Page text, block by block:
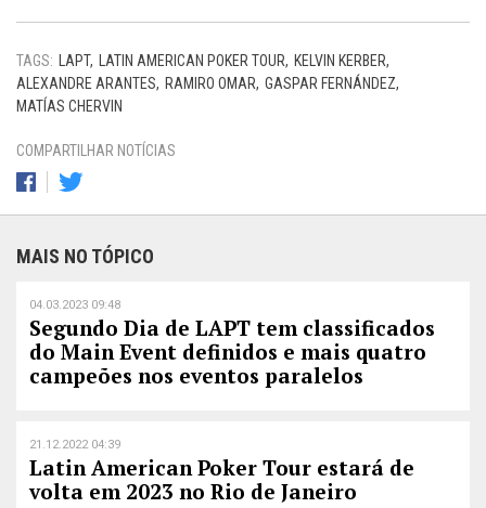
TAGS: LAPT LATIN AMERICAN POKER TOUR
KELVIN KERBER
ALEXANDRE ARANTES
RAMIRO OMAR GASPAR FERNÁNDEZ
MATÍAS CHERVIN
COMPARTILHAR NOTÍCIAS
MAIS NO TÓPICO
04.03.2023 09:48
Segundo Dia de LAPT tem classificados
do Main Event definidos e mais quatro
campeões nos eventos paralelos
21.12.2022 04:39
Latin American Poker Tour estará de
volta em 2023 no Rio de Janeiro